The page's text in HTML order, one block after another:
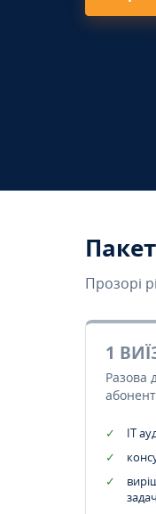
Прозорі
1
Разова
IT